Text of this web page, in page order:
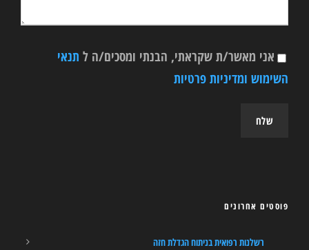
אני מאשר/ת שקראתי, הבנתי ומסכים/ה ל תנאי
השימוש ומדיניות פרטיות
פוסטים אחרונים
רשלנות רפואית בניתוח הגדלת חזה